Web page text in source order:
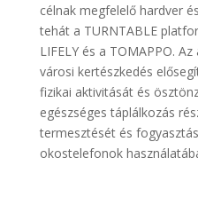
célnak megfelelő hardver
tehát a TURNTABLE
LIFELY és a TOMAPPO.
városi kertészkedés
fizikai aktivitását és
egészséges táplálkozás
termesztését és
okostelefonok